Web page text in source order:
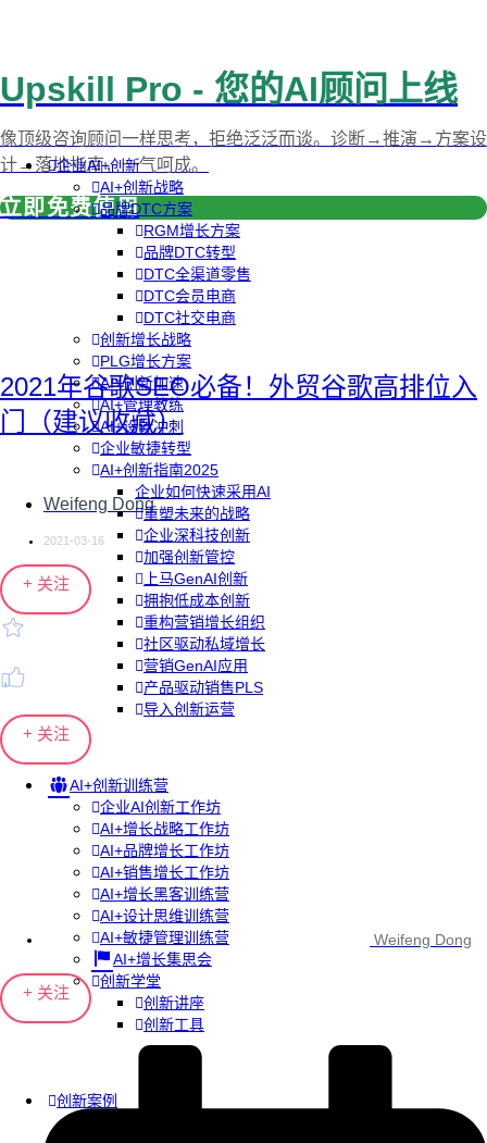
企业AI+创新
AI+创新战略
品牌DTC方案
RGM增长方案
品牌DTC转型
DTC全渠道零售
DTC会员电商
DTC社交电商
创新增长战略
PLG增长方案
AI+创新加速
AI+管理教练
AI+设计冲刺
企业敏捷转型
AI+创新指南2025
企业如何快速采用AI
重塑未来的战略
企业深科技创新
加强创新管控
上马GenAI创新
拥抱低成本创新
重构营销增长组织
社区驱动私域增长
营销GenAI应用
产品驱动销售PLS
导入创新运营
AI+创新训练营
企业AI创新工作坊
AI+增长战略工作坊
AI+品牌增长工作坊
AI+销售增长工作坊
AI+增长黑客训练营
AI+设计思维训练营
AI+敏捷管理训练营
AI+增长集思会
创新学堂
创新讲座
创新工具
创新案例
Upskill Pro - 您的AI顾问上线
像顶级咨询顾问一样思考，拒绝泛泛而谈。诊断→推演→方案设
计→落地指南，一气呵成。
立即免费使用
2021年谷歌SEO必备！外贸谷歌高排位入
门（建议收藏）
Weifeng Dong
2021-03-16
+ 关注
+ 关注
Weifeng Dong
+ 关注